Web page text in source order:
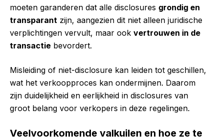
moeten garanderen dat alle disclosures grondig en
transparant zijn, aangezien dit niet alleen juridische
verplichtingen vervult, maar ook vertrouwen in de
transactie bevordert.
Misleiding of niet-disclosure kan leiden tot geschillen,
wat het verkoopproces kan ondermijnen. Daarom
zijn duidelijkheid en eerlijkheid in disclosures van
groot belang voor verkopers in deze regelingen.
Veelvoorkomende valkuilen en hoe ze te